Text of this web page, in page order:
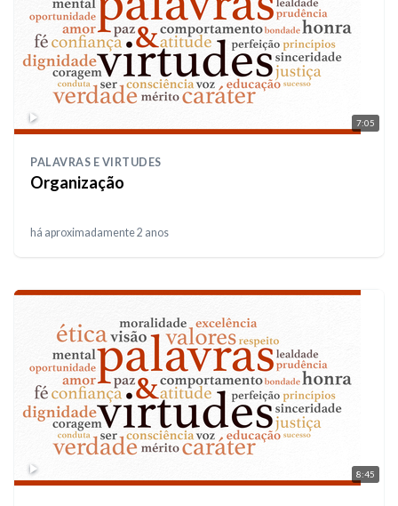
7:05
PALAVRAS E VIRTUDES
Organização
há aproximadamente 2 anos
8:45